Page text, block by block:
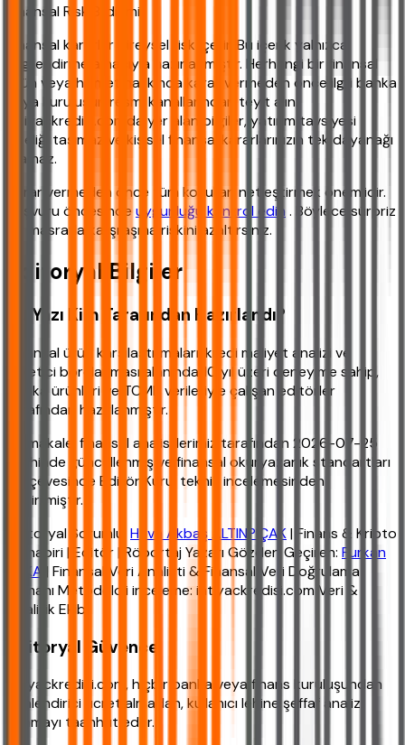
Finansal Risk Bildirimi
Finansal kararlar bireysel risk içerir. Bu içerik yalnızca
bilgilendirme amacıyla hazırlanmıştır. Herhangi bir finansal
ürün veya hizmet hakkında karar vermeden önce ilgili banka
veya kuruluşun resmi kanallarından teyit alın.
ihtiyackredisi.com'da yer alan bilgiler, yatırım tavsiyesi
niteliği taşımaz ve kişisel finansal kararlarınızın tek dayanağı
olamaz.
Karar vermeden önce tüm koşulları netleştirmek önemlidir.
Başvuru öncesinde uygunluğu kontrol edin . Böylece sürpriz
bir masrafla karşılaşma riskini azaltırsınız.
Editoryal Bilgiler
Bu Yazı Kim Tarafından Hazırlandı?
Finansal ürün karşılaştırmaları, kredi maliyet analizi ve
tüketici borçlanması alanında 10 yıl üzeri deneyime sahip,
banka ürünleri ve TCMB verileriyle çalışan editörler
tarafından hazırlanmıştır.
Bu makale, finansal analistlerimiz tarafından 2026-07-25
tarihinde güncellenmiş ve finansal okuryazarlık standartları
çerçevesinde Editör Kurul teknik incelemesinden
geçirilmiştir.
Editoryal Sorumlu: Hava Akbaş ALTINPIÇAK| Finans & Kripto
Muhabiri | Editör | Röportaj Yazarı Gözden Geçiren: Furkan
YAKA | Finansal Veri Analisti & Finansal Veri Doğrulama
Uzmanı Metodoloji inceleme: ihtiyackredisi.com Veri &
Analitik Ekibi
Editoryal Güvence
ihtiyackredisi.com, hiçbir banka veya finans kuruluşundan
yönlendirici ücret almadan, kullanıcı lehine şeffaf analiz
sunmayı taahhüt eder.